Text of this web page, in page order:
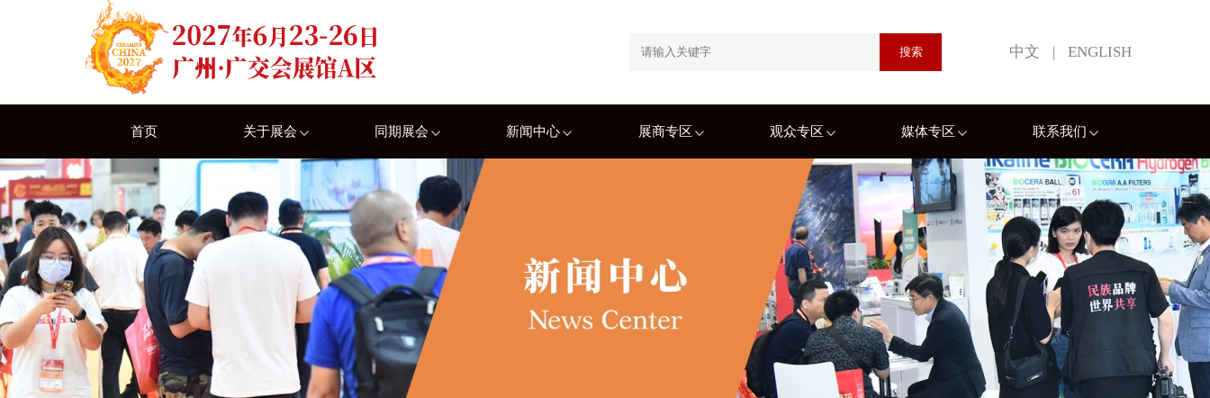
中文 | ENGLISH
首页 关于展会 同期展会 新闻中心 展商专区 观众专区 媒体专区 联系我们